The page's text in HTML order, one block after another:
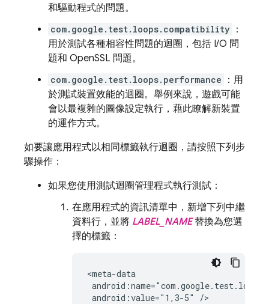
和驅動程式的問題。
com.google.test.loops.compatibility ：
用於測試各種相容性問題的迴圈，包括 I/O 問
題和 OpenSSL 問題。
com.google.test.loops.performance
：用
於測試裝置效能的迴圈。舉例來說，遊戲可能
會以最複雜的圖像設定執行，藉此瞭解新裝置
的運作方式。
如要讓應用程式以相同標籤執行迴圈，請按照下列步
驟操作：
如果您使用測試迴圈管理程式執行測試：
在應用程式的資訊清單中，新增下列中繼
資料行，並將 LABEL_NAME替換為您選
擇的標籤：
<meta-data
android:value="1,3-5" />